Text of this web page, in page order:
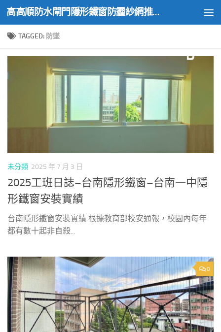
Skip to content 高高順防水閘門隱形鐵窗防霾紗網推薦實績
TAGGED: 防墜
未分類 2025 年 7 月 3 日
2025工班日誌–台南隱形鐵窗–台南一中隱
形鐵窗安裝實績
台南隱形鐵窗安裝實績 根據教育部校安通報，校園內每年
都有數十起非自殺...
0